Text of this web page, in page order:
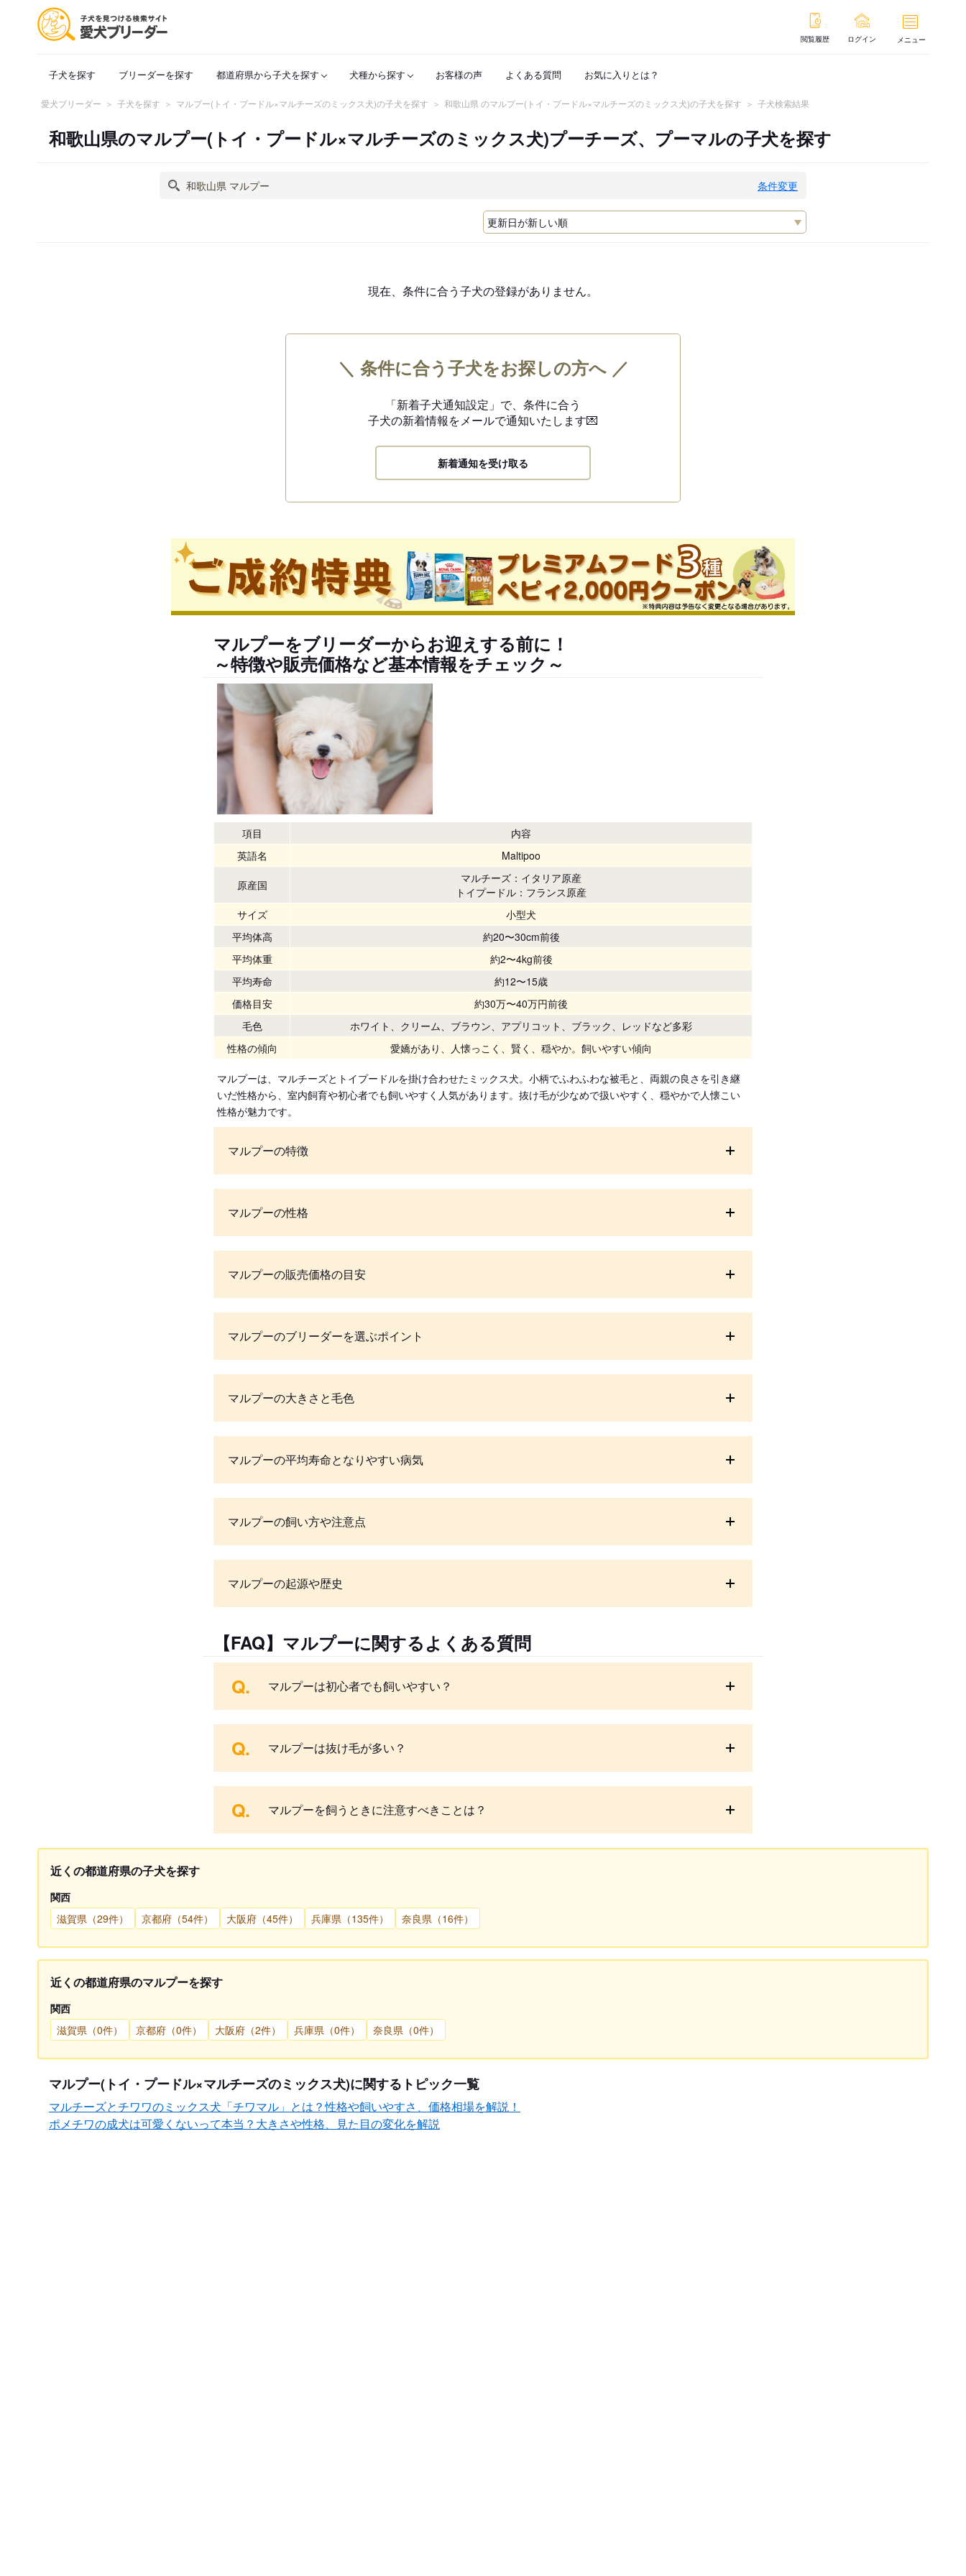
閲覧履歴 ログイン メニュー
子犬を探す ブリーダーを探す 都道府県から子犬を探す 犬種から探す お客様の声 よくある質問 お気に入りとは？
愛犬ブリーダー 子犬を探す マルプー(トイ・プードル×マルチーズのミックス犬)の子犬を探す 和歌山県 のマルプー(トイ・プードル×マルチーズのミックス犬)の子犬を探す 子犬検索結果
和歌山県のマルプー(トイ・プードル×マルチーズのミックス犬)プーチーズ、プーマルの子犬を探す
条件変更
現在、条件に合う子犬の登録がありません。
＼ 条件に合う子犬をお探しの方へ ／
「新着子犬通知設定」で、 条件に合う
子犬の新着情報をメールで通知いたします💌
新着通知を受け取る
マルプーをブリーダーからお迎えする前に！
～特徴や販売価格など基本情報をチェック～
項目
内容
英語名
Maltipoo
原産国
マルチーズ：イタリア原産
トイプードル：フランス原産
サイズ
小型犬
平均体高
約20〜30cm前後
平均体重
約2〜4kg前後
平均寿命
約12〜15歳
価格目安
約30万〜40万円前後
毛色
ホワイト、クリーム、ブラウン、アプリコット、ブラック、レッドなど多彩
性格の傾向
愛嬌があり、人懐っこく、賢く、穏やか。飼いやすい傾向
マルプーは、マルチーズとトイプードルを掛け合わせたミックス犬。小柄でふわふわな被毛と、両親の良さを引き継
いだ性格から、室内飼育や初心者でも飼いやすく人気があります。抜け毛が少なめで扱いやすく、穏やかで人懐こい
性格が魅力です。
マルプーの特徴
マルプーの性格
マルプーの販売価格の目安
マルプーのブリーダーを選ぶポイント
マルプーの大きさと毛色
マルプーの平均寿命となりやすい病気
マルプーの飼い方や注意点
マルプーの起源や歴史
【FAQ】マルプーに関するよくある質問
Q. マルプーは初心者でも飼いやすい？
Q. マルプーは抜け毛が多い？
Q. マルプーを飼うときに注意すべきことは？
近くの都道府県の子犬を探す
関西
滋賀県（29件）
京都府（54件） 大阪府（45件） 兵庫県（135件） 奈良県（16件）
近くの都道府県のマルプーを探す
関西
滋賀県（0件）
京都府（0件） 大阪府（2件） 兵庫県（0件） 奈良県（0件）
マルプー(トイ・プードル×マルチーズのミックス犬)に関するトピック一覧
マルチーズとチワワのミックス犬「チワマル」とは？性格や飼いやすさ、価格相場を解説！
ポメチワの成犬は可愛くないって本当？大きさや性格、見た目の変化を解説